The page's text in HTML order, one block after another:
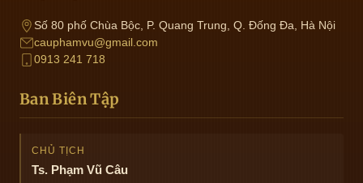
Số 80 phố Chùa Bộc, P. Quang Trung, Q. Đống Đa, Hà Nội
cauphamvu@gmail.com
0913 241 718
Ban Biên Tập
CHỦ TỊCH
Ts. Phạm Vũ Câu